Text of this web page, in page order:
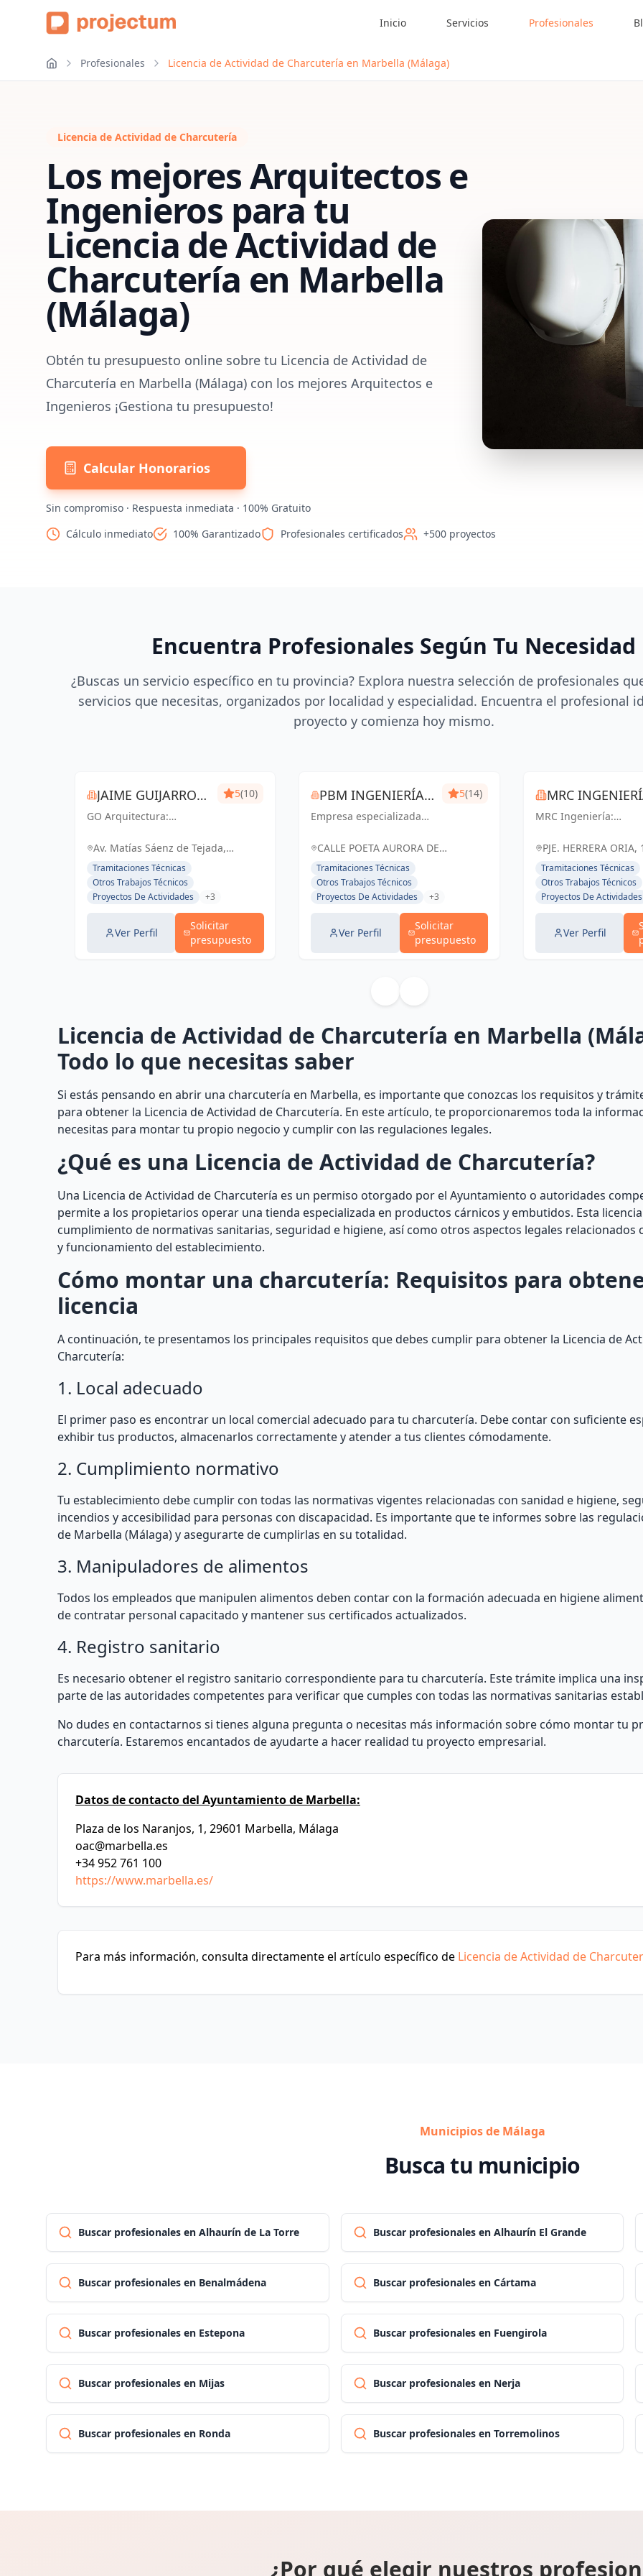
Inicio Servicios Profesionales
Profesionales Licencia de Actividad de Charcutería en Marbella (Málaga)
Licencia de Actividad de Charcutería
Los mejores Arquitectos e
Ingenieros para tu
Licencia de Actividad de
Charcutería en Marbella
(Málaga)
Obtén tu presupuesto online sobre tu Licencia de Actividad de
Charcutería en Marbella (Málaga) con los mejores Arquitectos e
Ingenieros ¡Gestiona tu presupuesto!
Calcular Honorarios
Sin compromiso · Respuesta inmediata · 100% Gratuito
Cálculo inmediato
100% Garantizado Profesionales certificados +500 proyectos
Encuentra Profesionales Según Tu Necesidad
¿Buscas un servicio específico en tu provincia? Explora nuestra selección de profesionales
servicios que necesitas, organizados por localidad y especialidad. Encuentra el profesional
proyecto y comienza hoy mismo.
JAIME GUIJARRO
ORIA
GO Arquitectura:
en obra nueva, reformas
y gestiones urbanísticas.
Con Seriedad, Confianza,
Rapidez y Economía como
pilares, ofrecemos
5(10)
Av. Matías Sáenz de Tejada,
Fuengirola, España, España
Tramitaciones Técnicas
Otros Trabajos Técnicos
Proyectos De Actividades
+3
Ver Perfil
Solicitar
presupuesto
PBM INGENIERÍA
MÁLAGA
Empresa especializada
acústica. Expedición de
licencias de apertura,
elaboración de
documentación técnica,
5(14)
CALLE POETA AURORA DE
ALBORNOZ, 4, LOCAL 9, España
Tramitaciones Técnicas
Otros Trabajos Técnicos
Proyectos De Actividades
+3
Ver Perfil
Solicitar
presupuesto
MRC
MRC Ingeniería:
vanguardia para
Málaga y toda
Andalucía.
PJE. HERRERA
ESPAÑA, España
Tramitaciones Técnicas
Otros Trabajos Técnicos
Proyectos De Actividades
Ver Perfil
Licencia de Actividad de Charcutería en Marbella
Todo lo que necesitas saber
Si estás pensando en abrir una charcutería en Marbella, es importante que conozcas los requisitos y
para obtener la Licencia de Actividad de Charcutería. En este artículo, te proporcionaremos toda la
necesitas para montar tu propio negocio y cumplir con las regulaciones legales.
¿Qué es una Licencia de Actividad de Charcutería?
Una Licencia de Actividad de Charcutería es un permiso otorgado por el Ayuntamiento o autoridades
permite a los propietarios operar una tienda especializada en productos cárnicos y embutidos. Esta
cumplimiento de normativas sanitarias, seguridad e higiene, así como otros aspectos legales relacionados
y funcionamiento del establecimiento.
Cómo montar una charcutería: Requisitos para
licencia
A continuación, te presentamos los principales requisitos que debes cumplir para obtener la Licencia de
Charcutería:
1. Local adecuado
El primer paso es encontrar un local comercial adecuado para tu charcutería. Debe contar con suficiente
exhibir tus productos, almacenarlos correctamente y atender a tus clientes cómodamente.
2. Cumplimiento normativo
Tu establecimiento debe cumplir con todas las normativas vigentes relacionadas con sanidad e higiene,
incendios y accesibilidad para personas con discapacidad. Es importante que te informes sobre las
de Marbella (Málaga) y asegurarte de cumplirlas en su totalidad.
3. Manipuladores de alimentos
Todos los empleados que manipulen alimentos deben contar con la formación adecuada en higiene
de contratar personal capacitado y mantener sus certificados actualizados.
4. Registro sanitario
Es necesario obtener el registro sanitario correspondiente para tu charcutería. Este trámite implica una
parte de las autoridades competentes para verificar que cumples con todas las normativas sanitarias
No dudes en contactarnos si tienes alguna pregunta o necesitas más información sobre cómo montar tu
charcutería. Estaremos encantados de ayudarte a hacer realidad tu proyecto empresarial.
Datos de contacto del Ayuntamiento de Marbella:
Plaza de los Naranjos, 1, 29601 Marbella, Málaga
oac@marbella.es
+34 952 761 100
https://www.marbella.es/
Para más información, consulta directamente el artículo específico de Licencia de Actividad de
Municipios de Málaga
Busca tu municipio
Buscar profesionales en Alhaurín de La Torre Buscar profesionales en Alhaurín El Grande
Buscar profesionales en Benalmádena Buscar profesionales en Cártama
Buscar profesionales en Estepona Buscar profesionales en Fuengirola
Buscar profesionales en Mijas Buscar profesionales en Nerja
Buscar profesionales en Ronda Buscar profesionales en Torremolinos
¿Por qué elegir nuestros